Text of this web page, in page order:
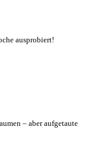
ausprobiert!
– aber aufgetaute